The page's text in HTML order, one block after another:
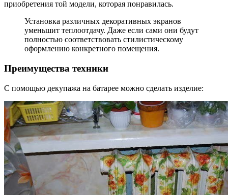
приобретения той модели, которая понравилась.
Установка различных декоративных экранов
уменьшит теплоотдачу. Даже если сами они будут
полностью соответствовать стилистическому
оформлению конкретного помещения.
Преимущества техники
С помощью декупажа на батарее можно сделать изделие: